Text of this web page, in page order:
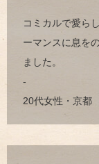
コミカルで愛ら
ーマンスに息を
ました。
-
20代女性・京都